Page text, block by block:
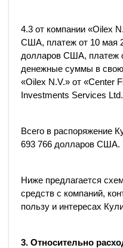
4.3 от компании «Oilex
США, платеж от 10 мая
долларов США, платеж
денежные суммы в
«Oilex N.V.» от «Center
Investments Services
Всего в распоряжение
693 766 долларов США.
Ниже предлагается
средств с компаний,
пользу и интересах
3. Относительно